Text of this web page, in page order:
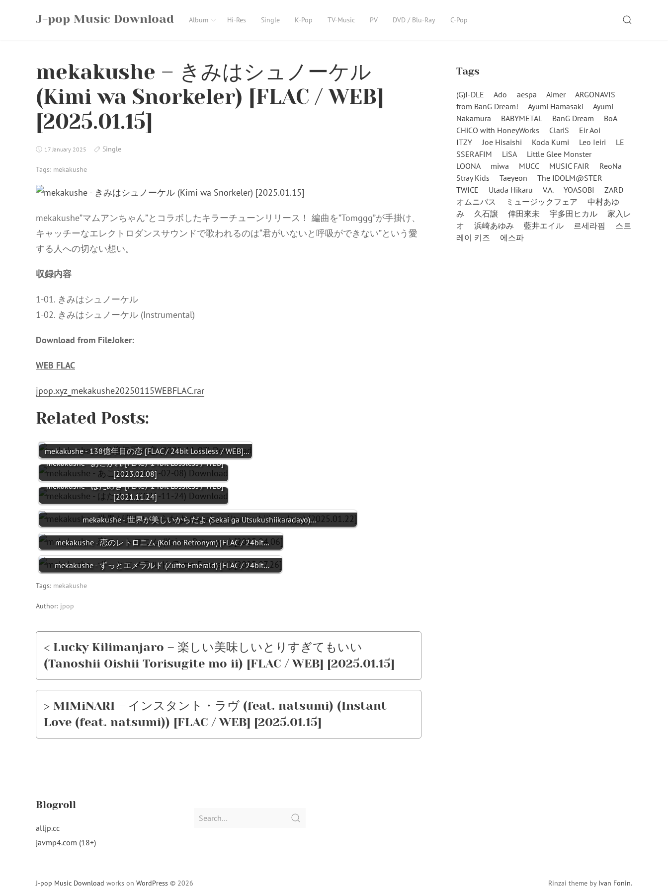
J-pop Music Download Album Hi-Res Single K-Pop TV-Music PV DVD / Blu-Ray C-Pop SEARCH
mekakushe – きみはシュノーケル
(Kimi wa Snorkeler) [FLAC / WEB]
[2025.01.15]
17 January 2025 Single
Tags: mekakushe
mekakushe”マムアンちゃん”とコラボしたキラーチューンリリース！ 編曲を”Tomggg”が手掛け、
キャッチーなエレクトロダンスサウンドで歌われるのは“君がいないと呼吸ができない”という愛
する人への切ない想い。
収録内容
1-01. きみはシュノーケル
1-02. きみはシュノーケル (Instrumental)
Download from FileJoker:
WEB FLAC
jpop.xyz_mekakushe20250115WEBFLAC.rar
Related Posts:
mekakushe - 138億年目の恋 [FLAC / 24bit Lossless / WEB]…
mekakushe - あこがれ [FLAC / 24bit Lossless / WEB]
[2023.02.08]
mekakushe - はためき [FLAC / 24bit Lossless / WEB]
[2021.11.24]
mekakushe - 世界が美しいからだよ (Sekai ga Utsukushiikaradayo)…
mekakushe - 恋のレトロニム (Koi no Retronym) [FLAC / 24bit…
mekakushe - ずっとエメラルド (Zutto Emerald) [FLAC / 24bit…
Tags: mekakushe
Author: jpop
< Lucky Kilimanjaro – 楽しい美味しいとりすぎてもいい
(Tanoshii Oishii Torisugite mo ii) [FLAC / WEB] [2025.01.15]
> MIMiNARI – インスタント・ラヴ (feat. natsumi) (Instant
Love (feat. natsumi)) [FLAC / WEB] [2025.01.15]
Tags
(G)I-DLE Ado aespa Aimer
ARGONAVIS
from BanG Dream!
Ayumi Hamasaki
Ayumi
Nakamura
BABYMETAL BanG Dream
BoA
CHiCO with HoneyWorks
ClariS
Eir Aoi
ITZY
Joe Hisaishi Koda Kumi Leo Ieiri
LE
SSERAFIM
LiSA
Little Glee Monster
LOONA
miwa MUCC MUSIC FAIR
ReoNa
Stray Kids
Taeyeon
The IDOLM@STER
TWICE
Utada Hikaru V.A. YOASOBI
ZARD
オムニバス
ミュージックフェア
中村あゆ
み
久石譲 倖田來未 宇多田ヒカル
家入レ
オ
浜崎あゆみ 藍井エイル 르세라핌
스트
레이 키즈
에스파
Blogroll
alljp.cc
javmp4.com (18+)
Search
J-pop Music Download works on WordPress © 2026 Rinzai theme by Ivan Fonin.